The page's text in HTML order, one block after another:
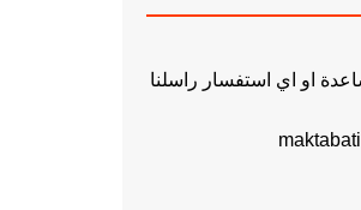
او اي استفسار راسلنا